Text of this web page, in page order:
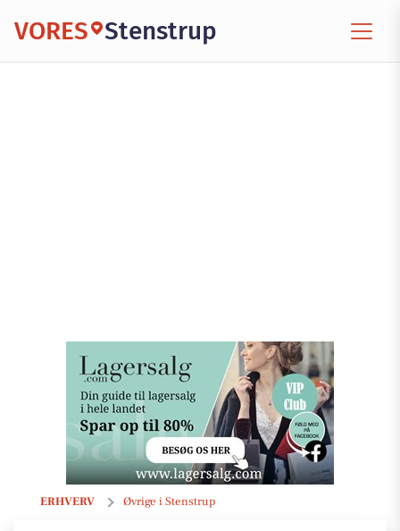
VORES Stenstrup
ERHVERV Øvrige i Stenstrup
JMA Elektro Consulting v/ Jesper Møller Andersen